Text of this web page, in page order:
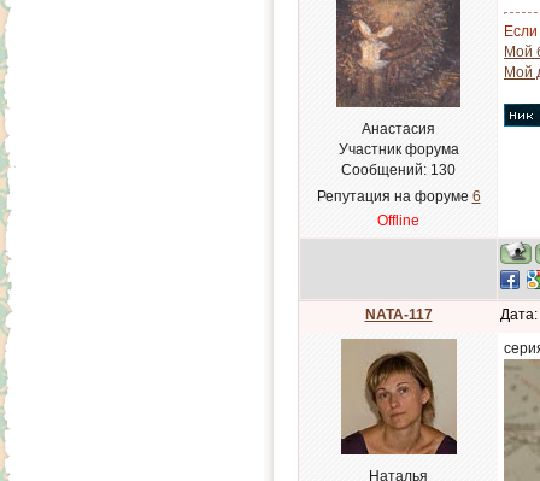
Анастасия
Участник форума
Сообщений: 130
Репутация на форуме 6
Offline
Мой
Мой
NATA-117
Наталья